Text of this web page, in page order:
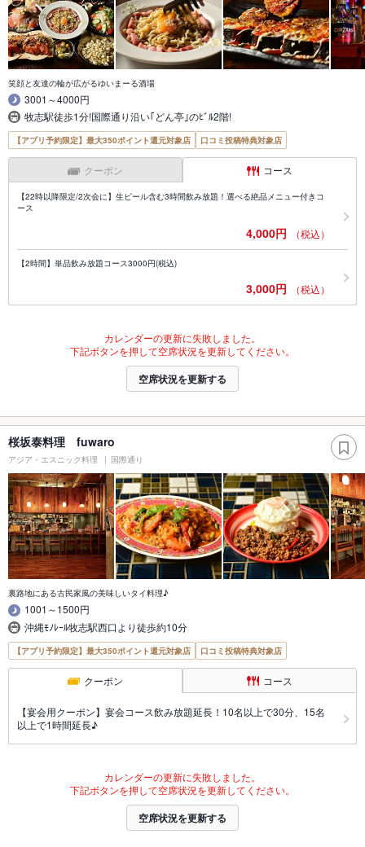
笑顔と友達の輪が広がるゆいまーる酒場
3001～4000円
牧志駅徒歩1分!国際通り沿い｢どん亭｣のﾋﾞﾙ2階!
【アプリ予約限定】最大350ポイント還元対象店 口コミ投稿特典対象店
クーポン コース
【22時以降限定/2次会に】生ビール含む3時間飲み放題！選べる絶品メニュー付きコ
ース
4,000円 （税込）
【2時間】単品飲み放題コース3000円(税込)
3,000円 （税込）
カレンダーの更新に失敗しました。
下記ボタンを押して空席状況を更新してください。
空席状況を更新する
桜坂泰料理 fuwaro
アジア・エスニック料理 国際通り
裏路地にある古民家風の美味しいタイ料理♪
1001～1500円
沖縄ﾓﾉﾚｰﾙ牧志駅西口より徒歩約10分
【アプリ予約限定】最大350ポイント還元対象店 口コミ投稿特典対象店
クーポン コース
【宴会用クーポン】宴会コース飲み放題延長！10名以上で30分、15名
以上で1時間延長♪
カレンダーの更新に失敗しました。
下記ボタンを押して空席状況を更新してください。
空席状況を更新する